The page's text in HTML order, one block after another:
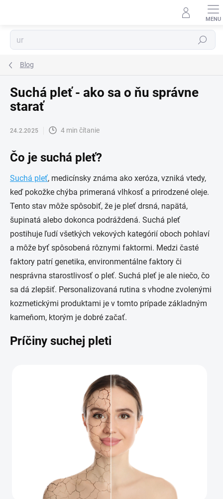
Hľadať
Blog
Suchá pleť - ako sa o ňu správne
starať
24.2.2025 4 min čítanie
Čo je suchá pleť?
Suchá pleť, medicínsky známa ako xeróza, vzniká vtedy,
keď pokožke chýba primeraná vlhkosť a prirodzené oleje.
Tento stav môže spôsobiť, že je pleť drsná, napätá,
šupinatá alebo dokonca podráždená. Suchá pleť
postihuje ľudí všetkých vekových kategórií oboch pohlaví
a môže byť spôsobená rôznymi faktormi. Medzi časté
faktory patrí genetika, environmentálne faktory či
nesprávna starostlivosť o pleť. Suchá pleť je ale niečo, čo
sa dá zlepšiť. Personalizovaná rutina s vhodne zvolenými
kozmetickými produktami je v tomto prípade základným
kameňom, ktorým je dobré začať.
Príčiny suchej pleti